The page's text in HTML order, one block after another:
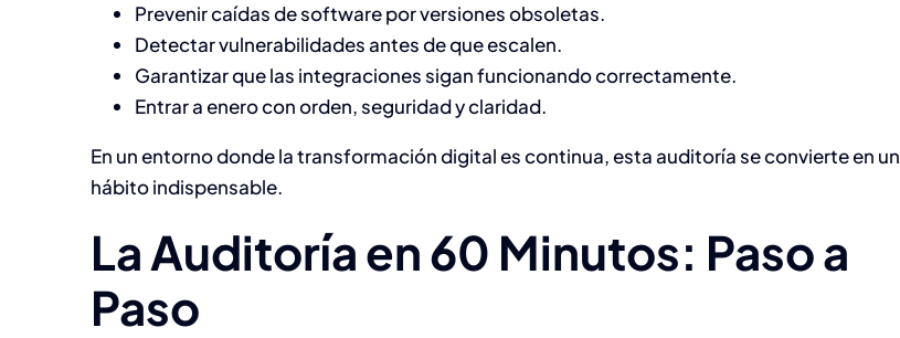
Prevenir caídas de software por versiones obsoletas.
Detectar vulnerabilidades antes de que escalen.
Garantizar que las integraciones sigan funcionando correctamente.
Entrar a enero con orden, seguridad y claridad.
En un entorno donde la transformación digital es continua, esta auditoría se convierte en un
hábito indispensable.
La Auditoría en 60 Minutos: Paso a
Paso